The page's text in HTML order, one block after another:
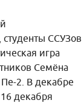
ССУЗов
игра
Семёна
2. В декабре
декабря